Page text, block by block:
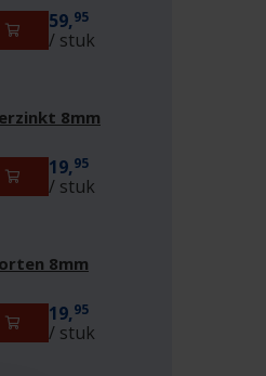
59,95
/ stuk
8mm
19,95
/ stuk
8mm
19,95
/ stuk